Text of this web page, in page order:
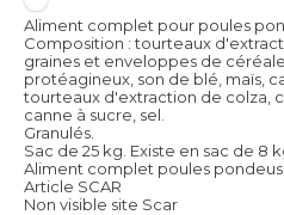
Aliment complet pour poules
Composition : tourteaux
graines et enveloppes de
protéagineux, son de blé, maïs,
tourteaux d'extraction de colza,
canne à sucre, sel.
Granulés.
Sac de 25 kg. Existe en sac de 8
Aliment complet poules
Article SCAR
Non visible site Scar